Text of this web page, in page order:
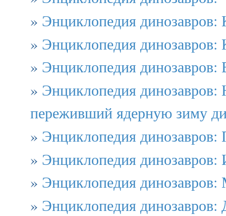
» Энциклопедия динозавров:
» Энциклопедия динозавров:
» Энциклопедия динозавров:
» Энциклопедия динозавров:
переживший ядерную зиму
» Энциклопедия динозавров:
» Энциклопедия динозавров:
» Энциклопедия динозавров:
» Энциклопедия динозавров: